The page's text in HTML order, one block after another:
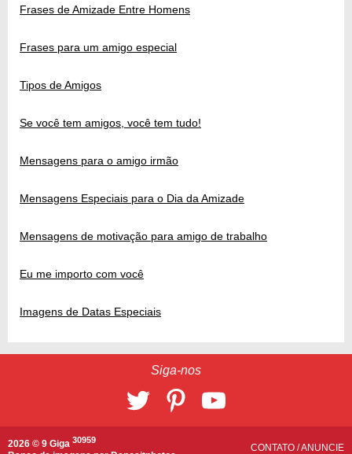
Frases de Amizade Entre Homens
Frases para um amigo especial
Tipos de Amigos
Se você tem amigos, você tem tudo!
Mensagens para o amigo irmão
Mensagens Especiais para o Dia da Amizade
Mensagens de motivação para amigo de trabalho
Eu me importo com você
Imagens de Datas Especiais
Siga-nos
2026 © 9 Giga 30959
CONTATO /ANUNCIE